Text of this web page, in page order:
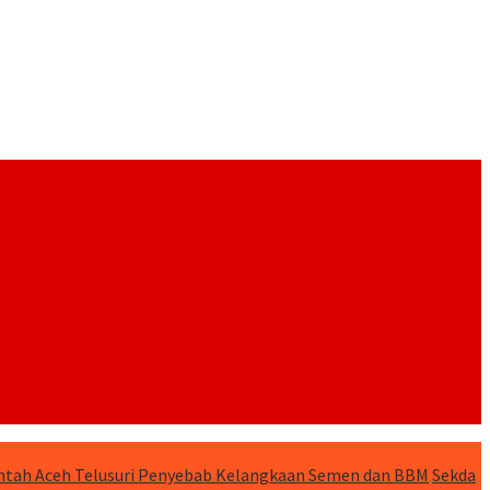
Aceh Telusuri Penyebab Kelangkaan Semen dan BBM Sekda